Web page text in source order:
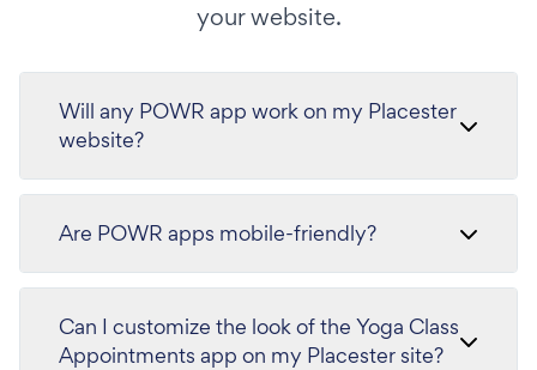
your website.
Will any POWR app work on my Placester
website?
Are POWR apps mobile-friendly?
Can I customize the look of the Yoga Class
Appointments app on my Placester site?